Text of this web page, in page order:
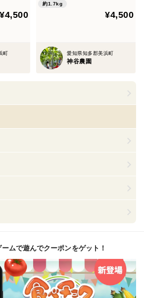
¥4,500
町
約1.7kg
¥4,500
愛知県知多郡美浜町
神谷農園
ムで遊んでクーポンをゲット！